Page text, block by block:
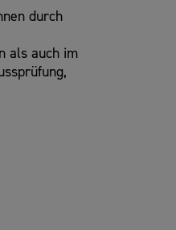
durch
als auch im